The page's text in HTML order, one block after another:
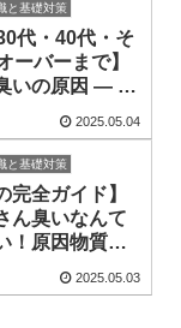
と基礎対策
代・40代・そ
ーバーまで】
いの原因 — 汗
2025.05.04
と基礎対策
完全ガイド】
ん臭いなんて
！原因物質ノ
2025.05.03